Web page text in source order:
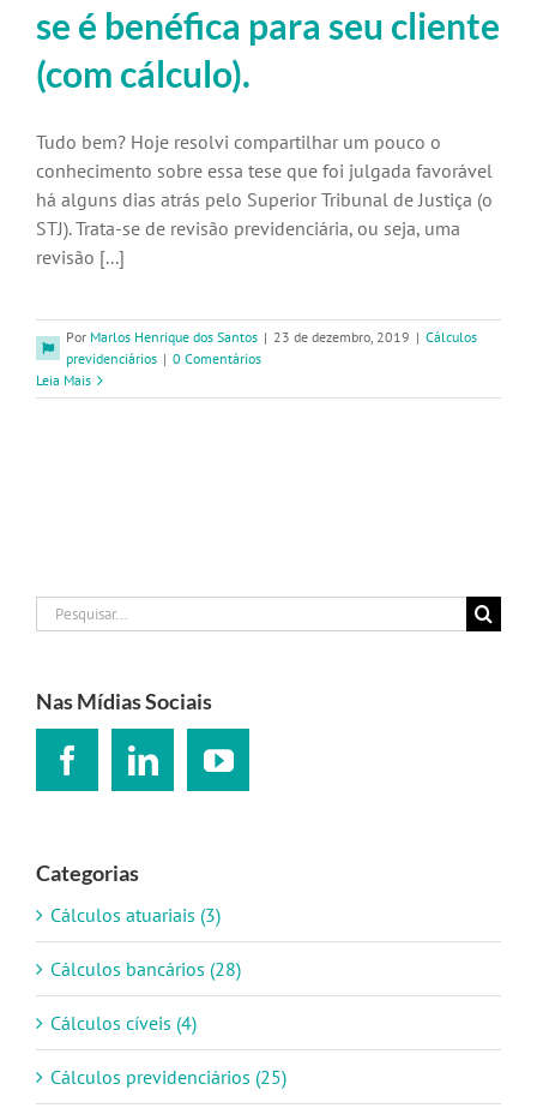
se é benéfica para seu cliente
(com cálculo).
Tudo bem? Hoje resolvi compartilhar um pouco o
conhecimento sobre essa tese que foi julgada favorável
há alguns dias atrás pelo Superior Tribunal de Justiça (o
STJ). Trata-se de revisão previdenciária, ou seja, uma
revisão [...]
Por Marlos Henrique dos Santos | 23 de dezembro, 2019 | Cálculos
previdenciários | 0 Comentários
Leia Mais
Buscar
resultados
Nas Mídias Sociais
Categorias
Cálculos atuariais (3)
Cálculos bancários (28)
Cálculos cíveis (4)
Cálculos previdenciários (25)